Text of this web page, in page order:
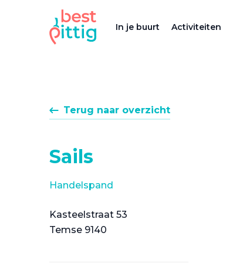
In je buurt Activiteiten
Terug naar overzicht
Sails
Handelspand
Kasteelstraat 53
Temse 9140